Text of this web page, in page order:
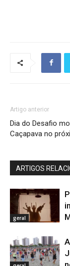
Artigo anterior
Dia do Desafio
Caçapava no
ARTIGOS
geral